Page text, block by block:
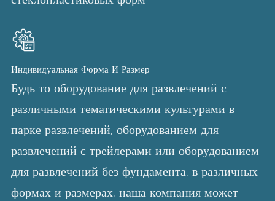
Индивидуальная Форма И Размер
Будь то оборудование для развлечений с
различными тематическими культурами в
парке развлечений, оборудованием для
развлечений с трейлерами или оборудованием
для развлечений без фундамента, в различных
формах и размерах, наша компания может